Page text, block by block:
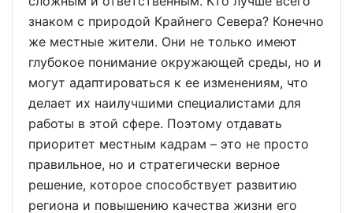
знаком с природой Крайнего Севера? Конечно
же местные жители. Они не только имеют
глубокое понимание окружающей среды, но и
могут адаптироваться к ее изменениям, что
делает их наилучшими специалистами для
работы в этой сфере. Поэтому отдавать
приоритет местным кадрам – это не просто
правильное, но и стратегически верное
решение, которое способствует развитию
региона и повышению качества жизни его